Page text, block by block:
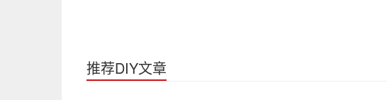
推荐DIY文章